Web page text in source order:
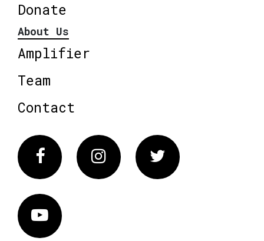
Donate
About Us
Amplifier
Team
Contact
FacebookInstagram Twitter
Vimeo